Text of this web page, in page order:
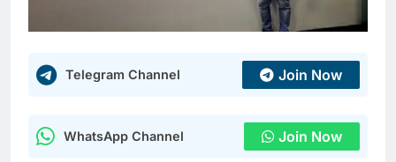
Telegram Channel Join Now
WhatsApp Channel Join Now